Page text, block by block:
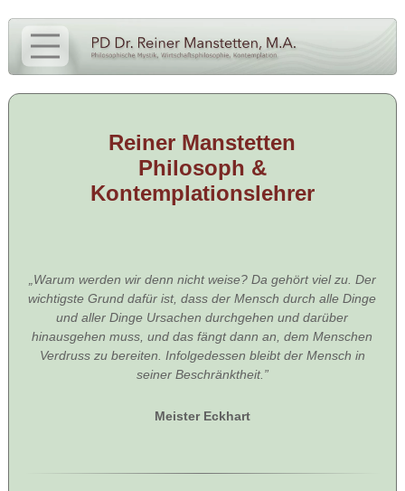
Reiner Manstetten
Philosoph &
Kontemplationslehrer
„Warum werden wir denn nicht weise? Da gehört viel zu. Der
wichtigste Grund dafür ist, dass der Mensch durch alle Dinge
und aller Dinge Ursachen durchgehen und darüber
hinausgehen muss, und das fängt dann an, dem Menschen
Verdruss zu bereiten. Infolgedessen bleibt der Mensch in
seiner Beschränktheit.”
Meister Eckhart